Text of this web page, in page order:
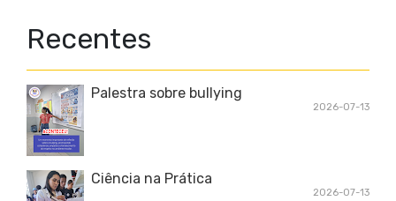
Recentes
Palestra sobre bullying
2026-07-13
Ciência na Prática
2026-07-13